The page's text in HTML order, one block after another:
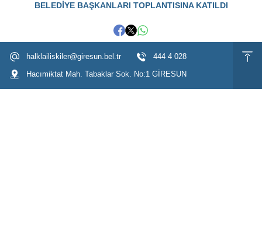
BELEDİYE BAŞKANLARI TOPLANTISINA KATILDI
halklailiskiler@giresun.bel.tr
444 4 028
Hacımiktat Mah. Tabaklar Sok. No:1 GİRESUN